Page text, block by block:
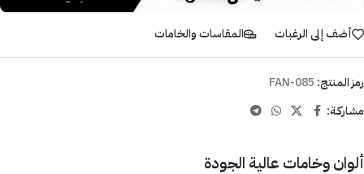
أضف إلى الرغبات المقاسات والخامات
رمز المنتج: FAN-085
مشاركـة:
ألوان وخامات عالية الجودة